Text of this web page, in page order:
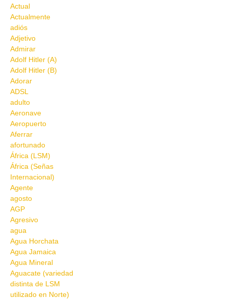
Actual
Actualmente
adiós
Adjetivo
Admirar
Adolf Hitler (A)
Adolf Hitler (B)
Adorar
ADSL
adulto
Aeronave
Aeropuerto
Aferrar
afortunado
África (LSM)
África (Señas
Internacional)
Agente
agosto
AGP
Agresivo
agua
Agua Horchata
Agua Jamaica
Agua Mineral
Aguacate (variedad
distinta de LSM
utilizado en Norte)